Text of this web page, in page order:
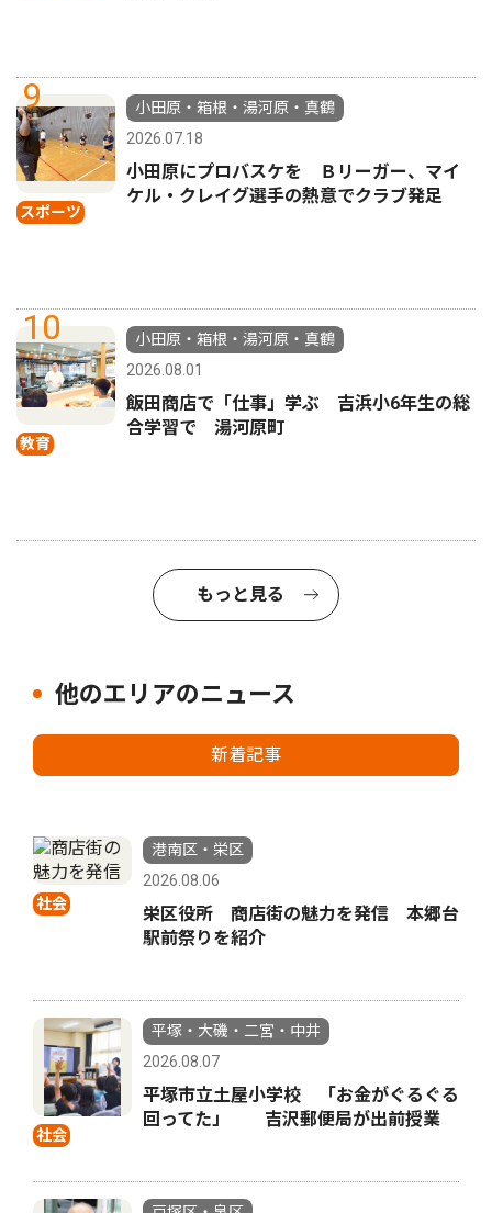
9
スポーツ
小田原・箱根・湯河原・真鶴
2026.07.18
小田原にプロバスケを Ｂリーガー、マイ
ケル・クレイグ選手の熱意でクラブ発足
10
教育
小田原・箱根・湯河原・真鶴
2026.08.01
飯田商店で「仕事」学ぶ 吉浜小6年生の総
合学習で 湯河原町
もっと見る
他のエリアのニュース
新着記事
社会
港南区・栄区
2026.08.06
栄区役所 商店街の魅力を発信 本郷台
駅前祭りを紹介
社会
平塚・大磯・二宮・中井
2026.08.07
平塚市立土屋小学校 「お金がぐるぐる
回ってた」 吉沢郵便局が出前授業